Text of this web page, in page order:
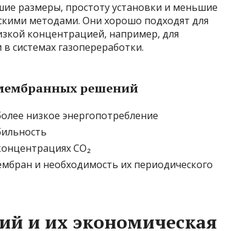
размеры, простоту установки и меньшие
методами. Они хорошо подходят для
концентрацией, например, для
системах газопереработки.
решений
низкое энергопотребление
CO₂
и необходимость их периодического
и их экономическая